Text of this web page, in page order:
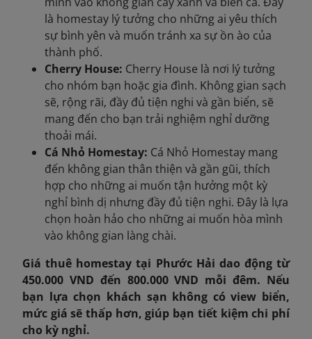
là homestay lý tưởng cho những ai yêu thích
sự bình yên và muốn tránh xa sự ồn ào của
thành phố.
Cherry House: Cherry House là nơi lý tưởng
cho nhóm bạn hoặc gia đình. Không gian sạch
sẽ, rộng rãi, đầy đủ tiện nghi và gần biển, sẽ
mang đến cho bạn trải nghiệm nghỉ dưỡng
thoải mái.
Cá Nhỏ Homestay: Cá Nhỏ Homestay mang
đến không gian thân thiện và gần gũi, thích
hợp cho những ai muốn tận hưởng một kỳ
nghỉ bình dị nhưng đầy đủ tiện nghi. Đây là lựa
chọn hoàn hảo cho những ai muốn hòa mình
vào không gian làng chài.
Giá thuê homestay tại Phước Hải dao động từ
450.000 VND đến 800.000 VND mỗi đêm. Nếu
bạn lựa chọn khách sạn không có view biển,
mức giá sẽ thấp hơn, giúp bạn tiết kiệm chi phí
cho kỳ nghỉ.